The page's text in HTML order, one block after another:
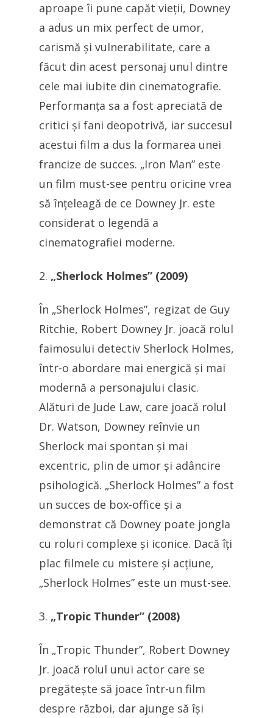
aproape îi pune capăt vieții, Downey
a adus un mix perfect de umor,
carismă și vulnerabilitate, care a
făcut din acest personaj unul dintre
cele mai iubite din cinematografie.
Performanța sa a fost apreciată de
critici și fani deopotrivă, iar succesul
acestui film a dus la formarea unei
francize de succes. „Iron Man” este
un film must-see pentru oricine vrea
să înțeleagă de ce Downey Jr. este
considerat o legendă a
cinematografiei moderne.
„Sherlock Holmes” (2009)
În „Sherlock Holmes”, regizat de Guy
Ritchie, Robert Downey Jr. joacă rolul
faimosului detectiv Sherlock Holmes,
într-o abordare mai energică și mai
modernă a personajului clasic.
Alături de Jude Law, care joacă rolul
Dr. Watson, Downey reînvie un
Sherlock mai spontan și mai
excentric, plin de umor și adâncire
psihologică. „Sherlock Holmes” a fost
un succes de box-office și a
demonstrat că Downey poate jongla
cu roluri complexe și iconice. Dacă îți
plac filmele cu mistere și acțiune,
„Sherlock Holmes” este un must-see.
„Tropic Thunder” (2008)
În „Tropic Thunder”, Robert Downey
Jr. joacă rolul unui actor care se
pregătește să joace într-un film
despre război, dar ajunge să își